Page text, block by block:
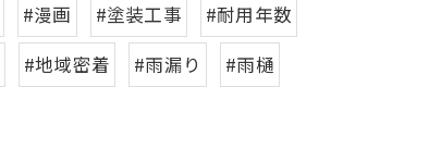
#漫画 #塗装工事
#耐用年数
#地域密着 #雨漏り
#雨樋